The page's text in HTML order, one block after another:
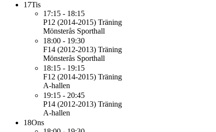
17Tis
17:15 - 18:15
P12 (2014-2015) Träning
Mönsterås Sporthall
18:00 - 19:30
F14 (2012-2013) Träning
Mönsterås Sporthall
18:15 - 19:15
F12 (2014-2015) Träning
A-hallen
19:15 - 20:45
P14 (2012-2013) Träning
A-hallen
18Ons